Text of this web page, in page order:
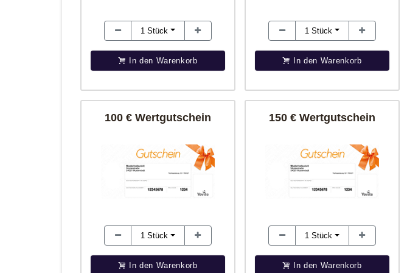
1Stück
In den Warenkorb
1Stück
In den Warenkorb
100 € Wertgutschein
1Stück
In den Warenkorb
150 € Wertgutschein
1Stück
In den Warenkorb